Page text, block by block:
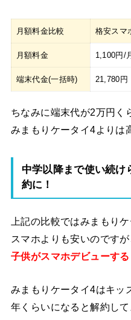
月額料金比較 格安スマ
月額料金 1,100円/
端末代金(一括時) 21,780円
ちなみに端末代が2万円く
みまもりケータイ4よりは
中学以降まで使い続け
約に！
上記の比較ではみまもり
スマホよりも安いのです
子供がスマホデビューする
みまもりケータイ4はキッ
年くらいになると解約し